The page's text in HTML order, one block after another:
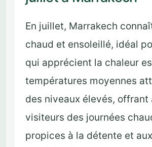
En juillet, Marrakech
chaud et ensoleillé, idéal
qui apprécient la chaleur
températures moyennes
des niveaux élevés, offrant
visiteurs des journées
propices à la détente et